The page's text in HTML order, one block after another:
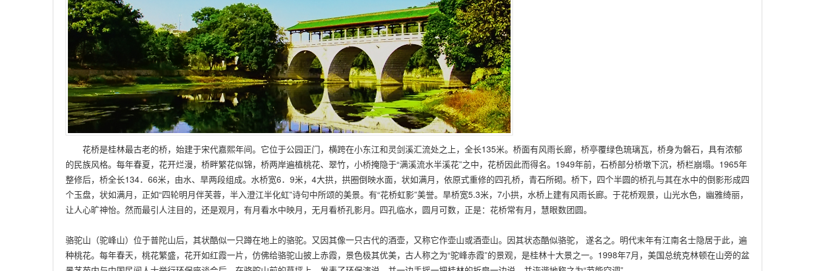
花桥是桂林最古老的桥，始建于宋代嘉熙年间。它位于公园正门，横跨在小东江和灵剑溪汇流处之上，全长135米。桥面有风雨长廊，桥亭覆绿色琉璃瓦，桥身为磐石，具有浓郁
的民族风格。每年春夏，花开烂漫，桥畔繁花似锦，桥两岸遍植桃花、翠竹，小桥掩隐于“满溪流水半溪花”之中，花桥因此而得名。1949年前，石桥部分桥墩下沉，桥栏崩塌。1965年
整修后，桥全长134．66米，由水、旱两段组成。水桥宽6．9米，4大拱，拱圈倒映水面，状如满月，依原式重修的四孔桥，青石所砌。桥下，四个半圆的桥孔与其在水中的倒影形成四
个玉盘，状如满月，正如“四轮明月伴芙蓉，半入澄江半化虹”诗句中所颂的美景。有“花桥虹影”美誉。旱桥宽5.3米，7小拱，水桥上建有风雨长廊。于花桥观景，山光水色，幽雅绮丽，
让人心旷神怡。然而最引人注目的，还是观月，有月看水中映月，无月看桥孔影月。四孔临水，圆月可数，正是：花桥常有月，慧眼数团圆。
骆驼山（驼峰山）位于普陀山后，其状酷似一只蹲在地上的骆驼。又因其像一只古代的酒壶，又称它作壶山或酒壶山。因其状态酷似骆驼， 遂名之。明代末年有江南名士隐居于此，遍
种桃花。每年春天，桃花繁盛，花开如红霞一片，仿佛给骆驼山披上赤霞，景色极其优美，古人称之为“驼峰赤霞”的景观，是桂林十大景之一。1998年7月，美国总统克林顿在山旁的盆